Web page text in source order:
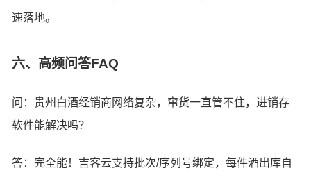
速落地。
六、高频问答FAQ
问：贵州白酒经销商网络复杂，窜货一直管不住，进销存
软件能解决吗？
答：完全能！吉客云支持批次/序列号绑定，每件酒出库自